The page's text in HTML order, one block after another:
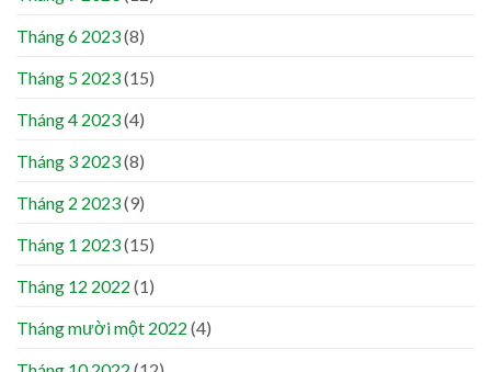
Tháng 6 2023(8)
Tháng 5 2023(15)
Tháng 4 2023(4)
Tháng 3 2023(8)
Tháng 2 2023(9)
Tháng 1 2023(15)
Tháng 12 2022 (1)
Tháng mười một 2022 (4)